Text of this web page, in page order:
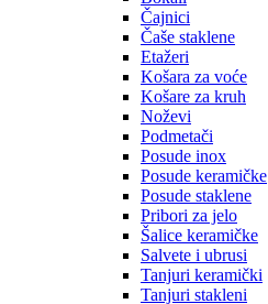
Čajnici
Čaše staklene
Etažeri
Košara za voće
Košare za kruh
Noževi
Podmetači
Posude inox
Posude keramičke
Posude staklene
Pribori za jelo
Šalice keramičke
Salvete i ubrusi
Tanjuri keramički
Tanjuri stakleni